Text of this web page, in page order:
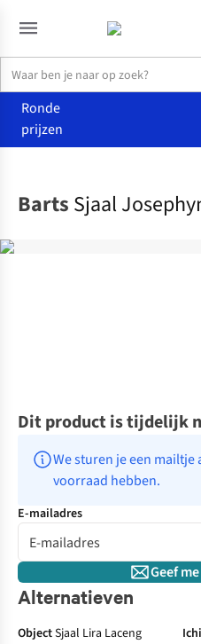
Ronde
prijzen
Barts Sjaal
Dit product is tijdelijk
We sturen je een
voorraad hebben.
E-mailadres
Geef
Alternatieven
ObjectSjaal Lira Laceng Ichi